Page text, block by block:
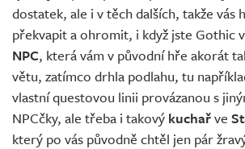
dostatek, ale i v těch dalších, takže vás
překvapit a ohromit, i když jste Gothic
NPC, která vám v původní hře akorát
větu, zatímco drhla podlahu, tu
vlastní questovou linii provázanou s
NPCčky, ale třeba i takový kuchařve
který po vás původně chtěl jen pár